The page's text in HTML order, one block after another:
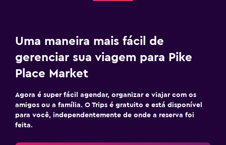
Uma maneira mais fácil de
gerenciar sua viagem para Pike
Place Market
Agora é super fácil agendar, organizar e viajar com os
amigos ou a família. O Trips é gratuito e está disponível
para você, independentemente de onde a reserva foi
feita.